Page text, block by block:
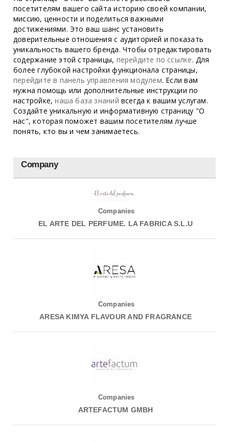
посетителям вашего сайта историю своей компании,
миссию, ценности и поделиться важными
достижениями. Это ваш шанс установить
доверительные отношения с аудиторией и показать
уникальность вашего бренда. Чтобы отредактировать
содержание этой страницы, перейдите по ссылке. Для
более глубокой настройки функционала страницы,
перейдите в панель управления модулем. Если вам
нужна помощь или дополнительные инструкции по
настройке,наша база знаний всегда к вашим услугам.
Создайте уникальную и информативную страницу "О
нас", которая поможет вашим посетителям лучше
понять, кто вы и чем занимаетесь.
Company
Companies
EL ARTE DEL PERFUME. LA FABRICA S.L.U
Companies
ARESA KIMYA FLAVOUR AND FRAGRANCE
Companies
ARTEFACTUM GMBH